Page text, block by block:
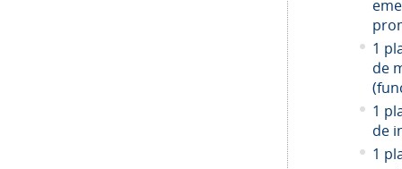
1
de
1
de
1